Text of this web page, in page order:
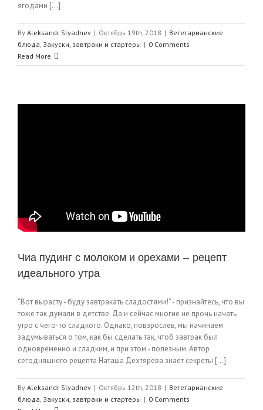
ягодами [...]
By Aleksandr Slyadnev | Октябрь 19th, 2018 | Вегетарианские
блюда, Закуски, завтраки и стартеры | 0 Comments
Read More
Чиа пудинг с молоком и орехами — рецепт
идеального утра
“Вот вырасту - буду завтракать сладостями!” - признайтесь, что вы
тоже так думали в детстве. Да и сейчас многие не прочь начать
утро с чего-то сладкого. Однако, повзрослев, мы начинаем
задумываться о том, как бы сделать так, чтоб завтрак был
одновременно и сладким, и при этом - полезным. Автор
сегодняшнего рецепта Наташа Дехтярева знает секреты [...]
By Aleksandr Slyadnev | Октябрь 12th, 2018 | Вегетарианские
блюда Закуски, завтраки и стартеры | 0 Comments